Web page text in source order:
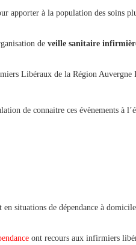
apporter à la population des soins
de veille sanitaire
Libéraux de la Région Auvergne
de connaitre ces évènements à
en situations de dépendance à
ont recours aux infirmiers